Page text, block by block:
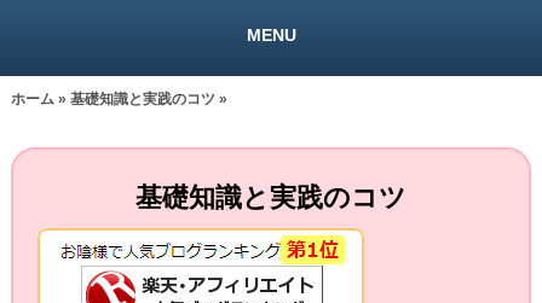
MENU
ホーム» 基礎知識と実践のコツ »
基礎知識と実践のコツ